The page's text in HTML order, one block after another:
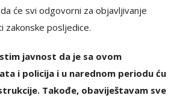
će svi odgovorni za objavljivanje
zakonske posljedice.
javnost da je sa ovom
i policija i u narednom periodu ću
Takođe, obaviještavam sve